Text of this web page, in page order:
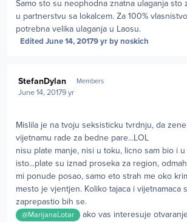
Samo sto su neophodna znatna ulaganja sto
u partnerstvu sa lokalcem. Za 100%
potrebna velika ulaganja u Laosu.
Edited June 14, 20179 yrby noskich
StefanDylan Members
June 14, 20179 yr
Mislila je na tvoju seksisticku tvrdnju, da
vijetnamu rade za bedne pare...LOL
nisu plate manje, nisi u toku, licno sam bio i
isto...plate su iznad proseka za region,
mi ponude posao, samo eto strah me oko
mesto je vjentjen. Koliko tajaca i vijetnamaca
zaprepastio bih se.
@MarijanaLotar
ako vas interesuje